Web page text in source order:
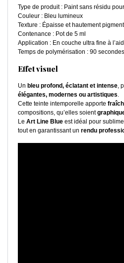
Type de produit : Paint sans résidu
Couleur : Bleu lumineux
Texture : Épaisse et hautement
Contenance : Pot de 5 ml
Application : En couche ultra fine à
Temps de polymérisation : 90
Effet visuel
Un bleu profond, éclatant et intense,
élégantes, modernes ou artistiques.
Cette teinte intemporelle apporte
compositions, qu’elles soient
Le Art Line Blue est idéal pour
tout en garantissant un rendu